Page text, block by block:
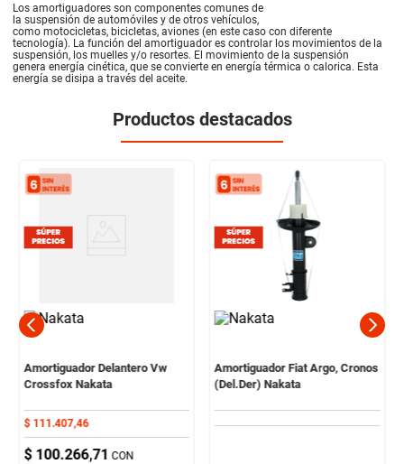
Los amortiguadores son componentes comunes de
la suspensión de automóviles y de otros vehículos,
como motocicletas, bicicletas, aviones (en este caso con diferente
tecnología). La función del amortiguador es controlar los movimientos de la
suspensión, los muelles y/o resortes. El movimiento de la suspensión
genera energía cinética, que se convierte en energía térmica o calorica. Esta
energía se disipa a través del aceite.
Productos destacados
Amortiguador Delantero Vw
Crossfox Nakata
$ 111 .407,46
$ 100.266,71 CON
Amortiguador Fiat Argo, Cronos
(Del.Der) Nakata